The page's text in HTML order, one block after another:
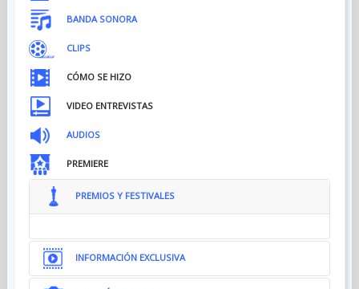
BANDA SONORA
CLIPS
CÓMO SE HIZO
VIDEO ENTREVISTAS
AUDIOS
PREMIERE
PREMIOS Y FESTIVALES
INFORMACIÓN EXCLUSIVA